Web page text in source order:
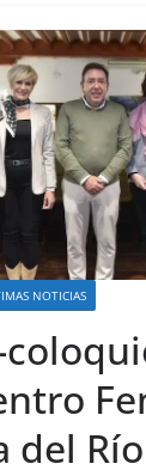
NOTICIAS
del Río